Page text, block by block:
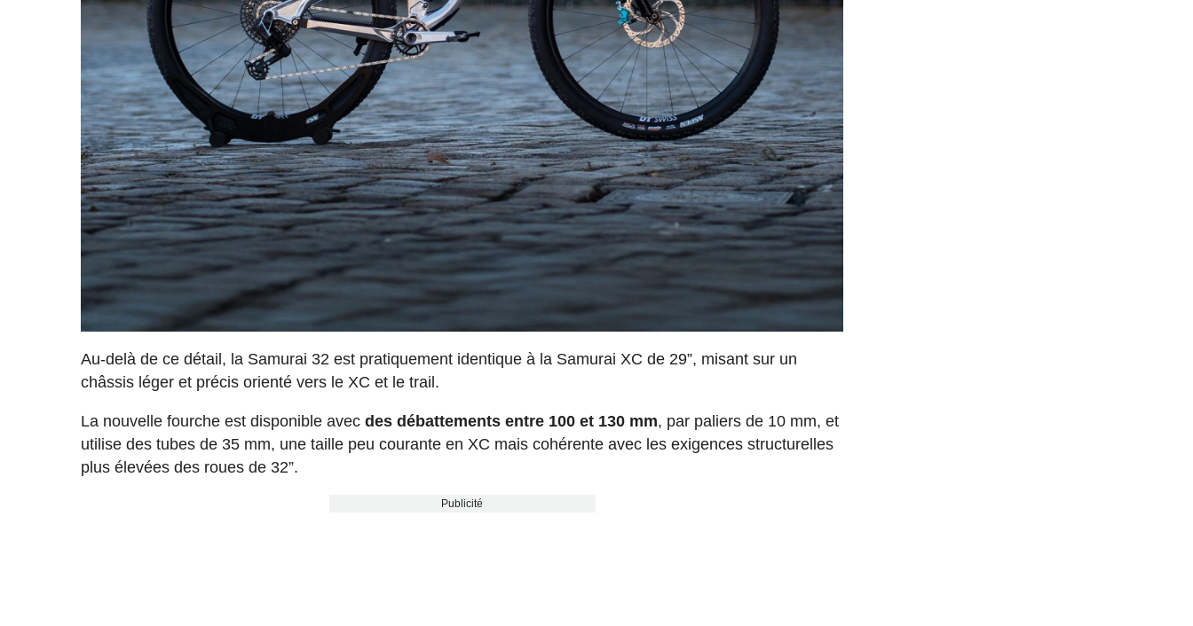
Au-delà de ce détail, la Samurai 32 est pratiquement identique à la Samurai XC de 29”, misant sur un
châssis léger et précis orienté vers le XC et le trail.
La nouvelle fourche est disponible avecdes débattements entre 100 et 130 mm, par paliers de 10 mm, et
utilise des tubes de 35 mm, une taille peu courante en XC mais cohérente avec les exigences structurelles
plus élevées des roues de 32”.
Publicité